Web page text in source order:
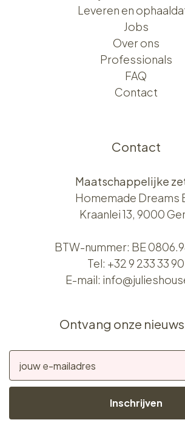
Leveren en
Jobs
Over ons​​
Professionals
FAQ
Contact
Contact
Maatschappelijke
Homemade Dreams
Kraanlei 13, 9000
BTW-nummer: BE
Tel: +32 9 233 33 90
E-mail:
Ontvang onze
Inschrijven